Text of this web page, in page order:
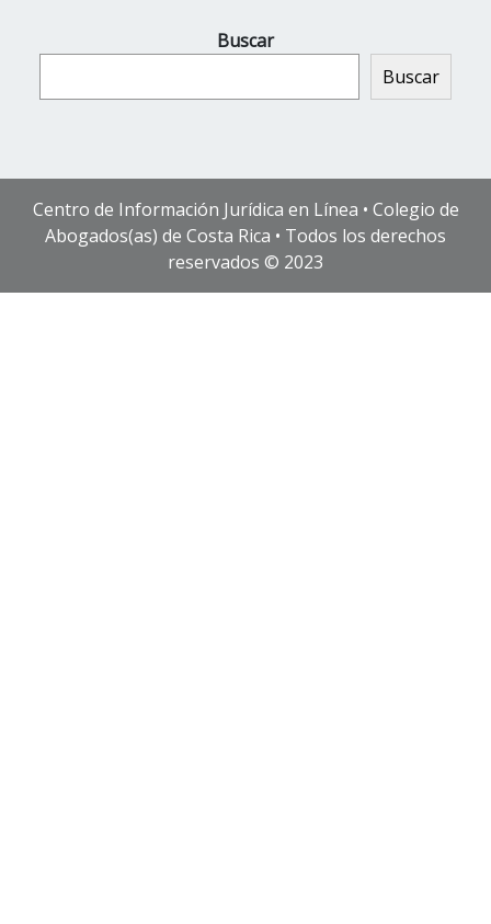
Buscar
Buscar
Centro de Información Jurídica en Línea • Colegio de
Abogados(as) de Costa Rica • Todos los derechos
reservados © 2023